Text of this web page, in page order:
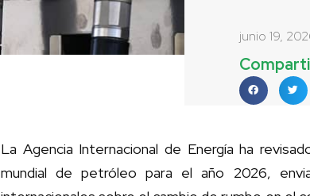
junio 19,
La Agencia Internacional de Energía ha
mundial de petróleo para el año 2026,